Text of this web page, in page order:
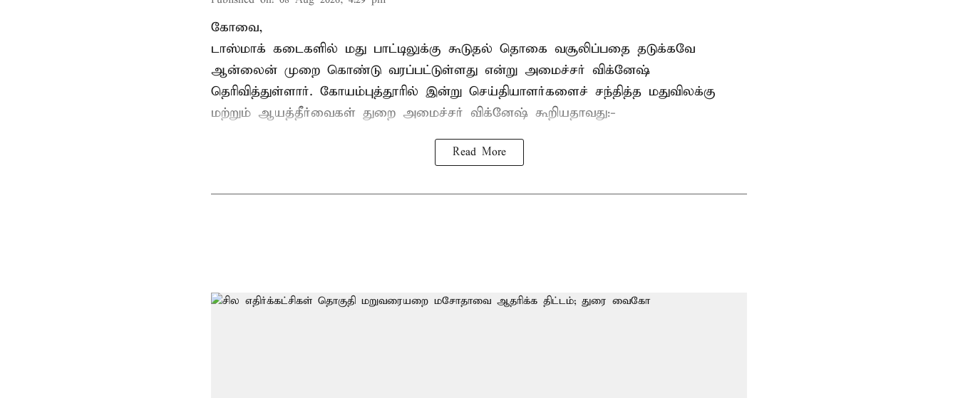
கோவை,
டாஸ்மாக் கடைகளில் மது பாட்டிலுக்கு கூடுதல் தொகை வசூலிப்பதை தடுக்கவே
ஆன்லைன் முறை கொண்டு வரப்பட்டுள்ளது என்று அமைச்சர் விக்னேஷ்
தெரிவித்துள்ளார். கோயம்புத்தூரில் இன்று செய்தியாளர்களைச் சந்தித்த மதுவிலக்கு
மற்றும் ஆயத்தீர்வைகள் துறை அமைச்சர் விக்னேஷ் கூறியதாவது:-
Read More